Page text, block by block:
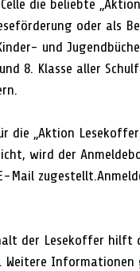
die beliebte
oder als
und
8. Klasse aller
die „Aktion
wird der
Mail
der Lesekoffer hilft
Weitere Informationen